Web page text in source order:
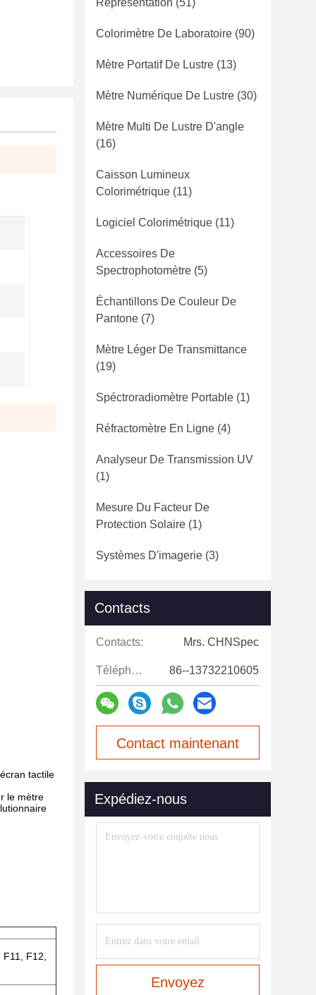
tactile
le mètre
F12,
Représentation (51)
Colorimètre De Laboratoire (90)
Mètre Portatif De Lustre (13)
Mètre Numérique De Lustre (30)
Mètre Multi De Lustre D'angle
(16)
Caisson Lumineux
Colorimétrique (11)
Logiciel Colorimétrique (11)
Accessoires De
Spectrophotomètre (5)
Échantillons De Couleur De
Pantone (7)
Mètre Léger De Transmittance
(19)
Spéctroradiomètre Portable (1)
Réfractomètre En Ligne (4)
Analyseur De Transmission UV
(1)
Mesure Du Facteur De
Protection Solaire (1)
Systèmes D'imagerie (3)
Contacts
Contacts: Mrs. CHNSpec
Téléphone: 86--13732210605
Contact maintenant
Expédiez-nous
Envoyez